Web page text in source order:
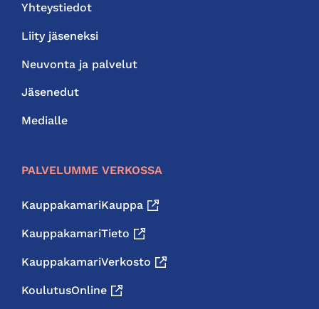
Yhteystiedot
Liity jäseneksi
Neuvonta ja palvelut
Jäsenedut
Medialle
PALVELUMME VERKOSSA
KauppakamariKauppa
KauppakamariTieto
KauppakamariVerkosto
KoulutusOnline